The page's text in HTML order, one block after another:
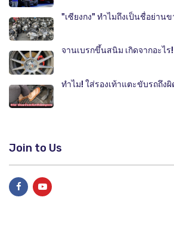
"เซียงกง" ทำไมถึงเป็นชื่อย่านข
จานเบรกขึ้นสนิม เกิดจากอะไ
ทำไม! ใส่รองเท้าแตะขับรถถึง
Join to Us